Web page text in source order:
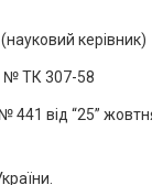
керівник)
№ ТК 307-58
від “25”